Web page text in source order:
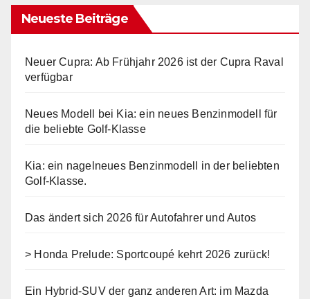
Neueste Beiträge
Neuer Cupra: Ab Frühjahr 2026 ist der Cupra Raval
verfügbar
Neues Modell bei Kia: ein neues Benzinmodell für
die beliebte Golf-Klasse
Kia: ein nagelneues Benzinmodell in der beliebten
Golf-Klasse.
Das ändert sich 2026 für Autofahrer und Autos
> Honda Prelude: Sportcoupé kehrt 2026 zurück!
Ein Hybrid-SUV der ganz anderen Art: im Mazda